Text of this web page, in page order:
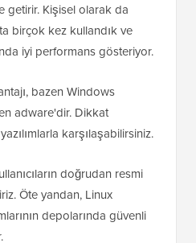
getirir. Kişisel olarak da
birçok kez kullandık ve
iyi performans gösteriyor.
bazen Windows
adware'dir. Dikkat
karşılaşabilirsiniz.
doğrudan resmi
Öte yandan, Linux
depolarında güvenli